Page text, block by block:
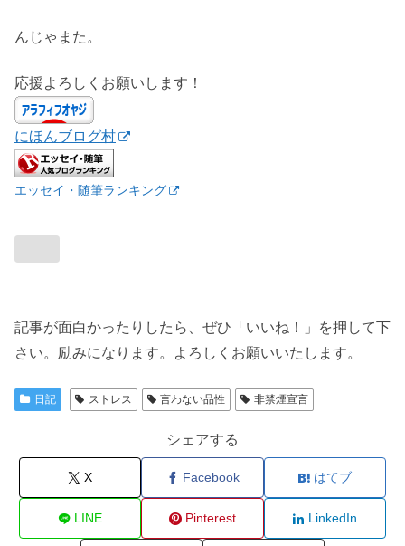
んじゃまた。
応援よろしくお願いします！
にほんブログ村
エッセイ・随筆ランキング
記事が面白かったりしたら、ぜひ「いいね！」を押して下
さい。励みになります。よろしくお願いいたします。
日記 ストレス 言わない品性 非禁煙宣言
シェアする
X Facebook はてブ
LINE Pinterest LinkedIn